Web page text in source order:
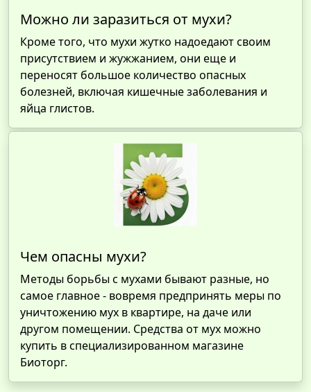
Можно ли заразиться от мухи?
Кроме того, что мухи жутко надоедают своим
присутствием и жужжанием, они еще и
переносят большое количество опасных
болезней, включая кишечные заболевания и
яйца глистов.
Чем опасны мухи?
Методы борьбы с мухами бывают разные, но
самое главное - вовремя предпринять меры по
уничтожению мух в квартире, на даче или
другом помещении. Средства от мух можно
купить в специализированном магазине
Биоторг.